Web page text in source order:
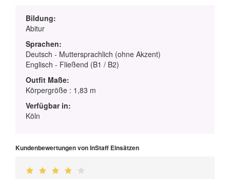
Bildung:
Abitur
Sprachen:
Deutsch - Muttersprachlich (ohne Akzent)
Englisch - Fließend (B1 / B2)
Outfit Maße:
Körpergröße : 1,83 m
Verfügbar in:
Köln
Kundenbewertungen von InStaff Einsätzen